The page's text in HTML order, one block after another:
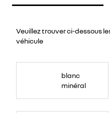
Veuillez trouver ci-dessous
véhicule
blanc
minéral